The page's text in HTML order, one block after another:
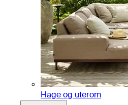
Hage og uterom